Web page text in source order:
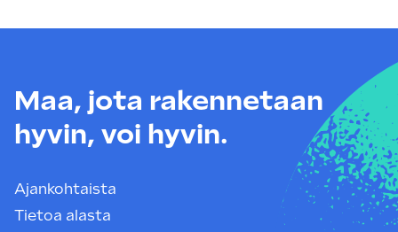
Maa, jota rakennetaan
hyvin, voi hyvin.
Ajankohtaista
Tietoa alasta